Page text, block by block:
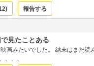
も楽しめたしラストもスッキリ！
てるように、表紙の絵とタイト
、損してるかな？て個人の意見で
) 報告する
見たことある
画みたいでした。 結末はまだ読
、、、